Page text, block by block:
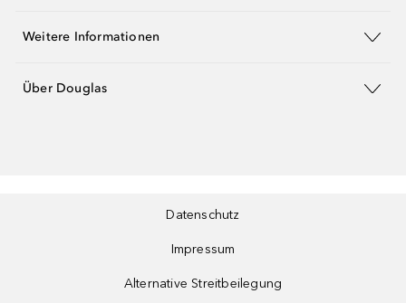
Weitere Informationen
Über Douglas
Datenschutz
Impressum
Alternative Streitbeilegung